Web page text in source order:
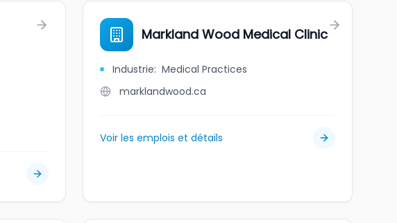
Markland Wood Medical Clinic
Industrie: Medical Practices
marklandwood.ca
Voir les emplois et détails